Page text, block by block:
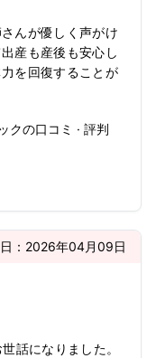
んが優しく声がけ
産も産後も安心し
を回復することが
クの口コミ · 評判
： 2026年04月09日
話になりました。